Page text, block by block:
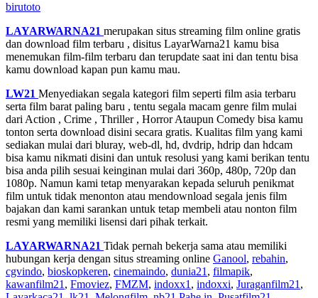
birutoto
LAYARWARNA21 merupakan situs streaming film online gratis
dan download film terbaru , disitus LayarWarna21 kamu bisa
menemukan film-film terbaru dan terupdate saat ini dan tentu bisa
kamu download kapan pun kamu mau.
LW21 Menyediakan segala kategori film seperti film asia terbaru
serta film barat paling baru , tentu segala macam genre film mulai
dari Action , Crime , Thriller , Horror Ataupun Comedy bisa kamu
tonton serta download disini secara gratis. Kualitas film yang kami
sediakan mulai dari bluray, web-dl, hd, dvdrip, hdrip dan hdcam
bisa kamu nikmati disini dan untuk resolusi yang kami berikan tentu
bisa anda pilih sesuai keinginan mulai dari 360p, 480p, 720p dan
1080p. Namun kami tetap menyarakan kepada seluruh penikmat
film untuk tidak menonton atau mendownload segala jenis film
bajakan dan kami sarankan untuk tetap membeli atau nonton film
resmi yang memiliki lisensi dari pihak terkait.
LAYARWARNA21 Tidak pernah bekerja sama atau memiliki
hubungan kerja dengan situs streaming online Ganool, rebahin,
cgvindo, bioskopkeren, cinemaindo, dunia21 , filmapik,
kawanfilm21 , Fmoviez, FMZM, indoxx1 , indoxxi, Juraganfilm21 ,